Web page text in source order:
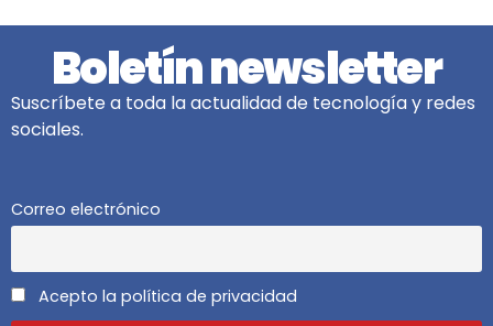
Boletín newsletter
Suscríbete a toda la actualidad de tecnología y redes
sociales.
Correo electrónico
Acepto la política de privacidad